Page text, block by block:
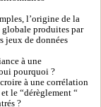
l’origine de la
globale produites par
jeux de données
à une
pourquoi ?
à une corrélation
le “dérèglement “
?